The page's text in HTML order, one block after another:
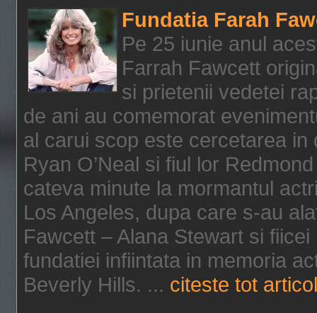
Fundatia Farah
Pe 25 iunie anul
Farrah Fawcett
si prietenii vedetei
de ani au comemorat
al carui scop este cercetarea
Ryan O’Neal si fiul lor
cateva minute la mormantul
Los Angeles, dupa care s-au
Fawcett – Alana Stewart si fiicei
fundatiei infiintata in memoria
Beverly Hills. ... citeste tot